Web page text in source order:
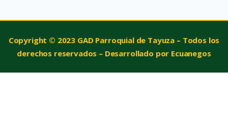
Copyright © 2023 GAD Parroquial de Tayuza – Todos los
derechos reservados – Desarrollado por Ecuanegos